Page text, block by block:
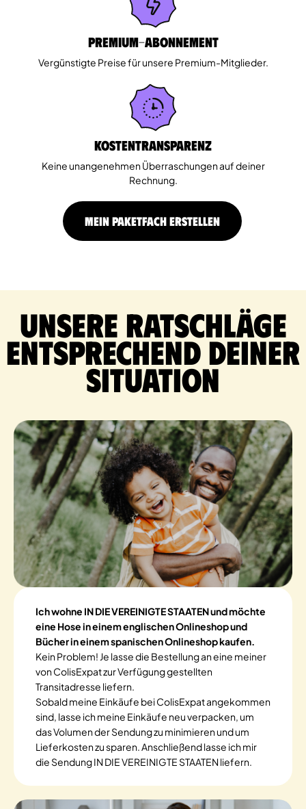
Premium-Abonnement
Vergünstigte Preise für unsere Premium-Mitglieder.
Kostentransparenz
Keine unangenehmen Überraschungen auf deiner
Rechnung.
MEIN PAKETFACH ERSTELLEN
Unsere Ratschläge
entsprechend deiner
Situation
Ich wohne IN DIE VEREINIGTE STAATEN und möchte
eine Hose in einem englischen Onlineshop und
Bücher in einem spanischen Onlineshop kaufen.
Kein Problem! Je lasse die Bestellung an eine meiner
von ColisExpat zur Verfügung gestellten
Transitadresse liefern.
Sobald meine Einkäufe bei ColisExpat angekommen
sind, lasse ich meine Einkäufe neu verpacken, um
das Volumen der Sendung zu minimieren und um
Lieferkosten zu sparen. Anschließend lasse ich mir
die Sendung IN DIE VEREINIGTE STAATEN liefern.